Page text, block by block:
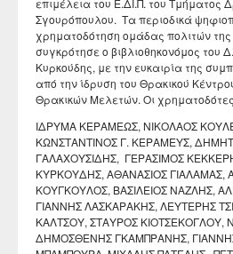
επιμέλεια του Ε.ΔΙ.Π. του Τμήματος
Σγουρόπουλου. Τα περιοδικά
χρηματοδότηση ομάδας πολιτών
συγκρότησε ο βιβλιοθηκονόμος του
Κυρκούδης, με την ευκαιρία της
από την ίδρυση του Θρακικού
Θρακικών Μελετών. Οι
ΙΔΡΥΜΑ ΚΕΡΑΜΕΩΣ, ΝΙΚΟΛΑΟΣ
ΚΩΝΣΤΑΝΤΙΝΟΣ Γ. ΚΕΡΑΜΕΥΣ,
ΓΑΛΑΧΟΥΣΙΔΗΣ, ΓΕΡΑΣΙΜΟΣ
ΚΥΡΚΟΥΔΗΣ, ΑΘΑΝΑΣΙΟΣ ΓΙΑΛΑΜΑΣ,
ΚΟΥΓΚΟΥΛΟΣ, ΒΑΣΙΛΕΙΟΣ ΝΑΖΛΗΣ,
ΓΙΑΝΝΗΣ ΛΑΣΚΑΡΑΚΗΣ, ΛΕΥΤΕΡΗΣ
ΚΑΛΤΣΟΥ, ΣΤΑΥΡΟΣ ΚΙΟΤΣΕΚΟΓΛΟΥ,
ΔΗΜΟΣΘΕΝΗΣ ΓΚΑΜΠΡΑΝΗΣ,